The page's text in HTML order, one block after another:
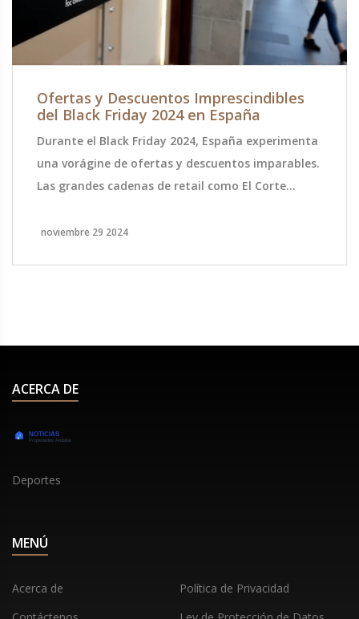
Ofertas y Descuentos Imprescindibles
del Black Friday 2024 en España
Durante el Black Friday 2024, España experimenta
una vorágine de ofertas y descuentos imparables.
Las grandes cadenas de retail como El Corte
sus promociones, que van del 20% al 80% en una
caer en falsas ofertas.
noviembre 29 2024
ACERCA DE
Deportes
MENÚ
Acerca de
Política de Privacidad